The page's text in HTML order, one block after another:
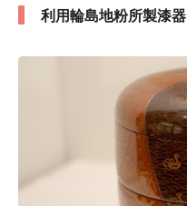
利用輪島地粉所製漆器